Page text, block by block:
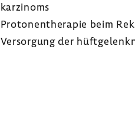
kar­zi­noms
Proto­nen­the­rapie beim
Versor­gung der